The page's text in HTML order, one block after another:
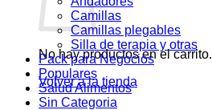
No hay productos en el carrito.
Volver a la tienda
Camillas
Camillas plegables
Silla de terapia y otras
Pack para Negocios
Populares
Salud Alimentos
Sin Categoria